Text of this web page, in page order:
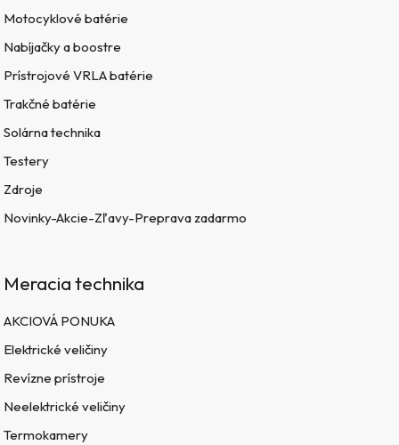
Motocyklové batérie
Nabíjačky a boostre
Prístrojové VRLA batérie
Trakčné batérie
Solárna technika
Testery
Zdroje
Novinky-Akcie-Zľavy-Preprava zadarmo
Meracia technika
AKCIOVÁ PONUKA
Elektrické veličiny
Revízne prístroje
Neelektrické veličiny
Termokamery